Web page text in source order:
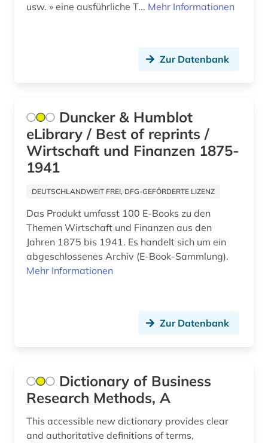
usw. » eine ausführliche T... Mehr Informationen
Zur Datenbank
Duncker & Humblot
eLibrary / Best of reprints /
Wirtschaft und Finanzen 1875-
1941
DEUTSCHLANDWEIT FREI, DFG-GEFÖRDERTE LIZENZ
Das Produkt umfasst 100 E-Books zu den
Themen Wirtschaft und Finanzen aus den
Jahren 1875 bis 1941. Es handelt sich um ein
abgeschlossenes Archiv (E-Book-Sammlung).
Mehr Informationen
Zur Datenbank
Dictionary of Business
Research Methods, A
This accessible new dictionary provides clear
and authoritative definitions of terms,